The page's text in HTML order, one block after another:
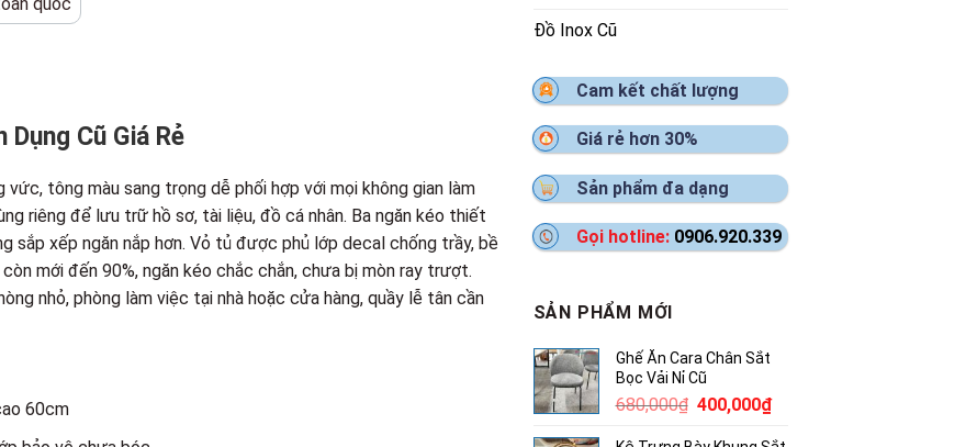
Cũ Giá Rẻ
tông màu sang trọng dễ phối hợp với mọi không gian làm
riêng để lưu trữ hồ sơ, tài liệu, đồ cá nhân. Ba ngăn kéo thiết
sắp xếp ngăn nắp hơn. Vỏ tủ được phủ lớp decal chống trầy, bề
mới đến 90%, ngăn kéo chắc chắn, chưa bị mòn ray trượt.
nhỏ, phòng làm việc tại nhà hoặc cửa hàng, quầy lễ tân cần
60cm
Đồ Inox Cũ
Cam kết chất lượng
Giá rẻ hơn 30%
Sản phẩm đa dạng
Gọi hotline: 0906.920.339
SẢN PHẨM MỚI
Ghế Ăn Cara Chân Sắt
Bọc Vải Nỉ Cũ
680,000₫ Giá
400,000₫Giá